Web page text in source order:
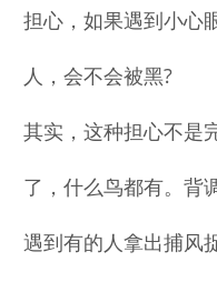
担心，如果遇到小心
人，会不会被黑?
其实，这种担心不是
了，什么鸟都有。背
遇到有的人拿出捕风